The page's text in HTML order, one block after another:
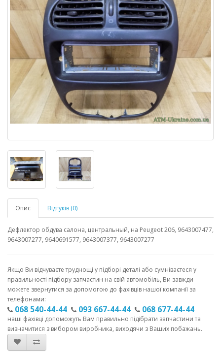
Опис Відгуків (0)
Дефлектор обдува салона, центральный, на Peugeot 206, 9643007477,
9643007277, 9640691577, 9643007377, 9643007277
Якщо Ви відчуваєте труднощі у підборі деталі або сумніваєтеся у
правильності підбору запчастин на свій автомобіль, Ви завжди
можете звернутися за допомогою до фахівців нашої компанії за
телефонами:
068 540-44-44 093 667-44-44 068 677-44-44
наші фахівці допоможуть Вам правильно підібрати запчастини та
визначитися з вибором виробника, виходячи з Ваших побажань.